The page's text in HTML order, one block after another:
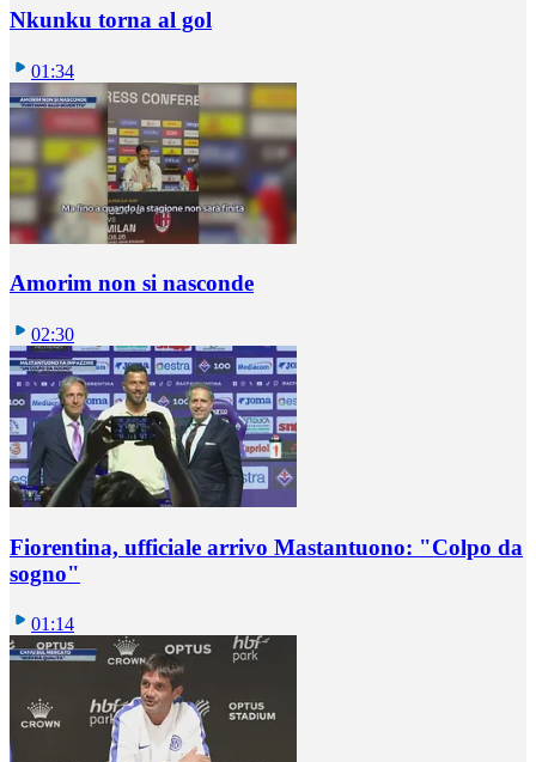
Nkunku torna al gol
01:34
Amorim non si nasconde
02:30
Fiorentina, ufficiale arrivo Mastantuono: "Colpo da
sogno"
01:14